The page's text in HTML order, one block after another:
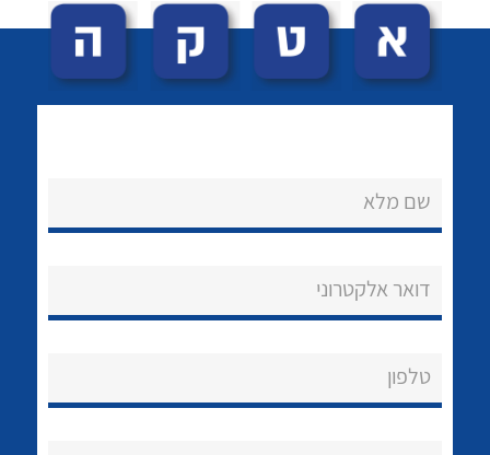
הצוות שלנו
שירותי תמיכה
שם מלא
דואר אלקטרוני
טלפון